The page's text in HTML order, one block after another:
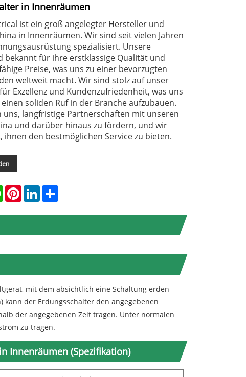
in Innenräumen
ist ein groß angelegter Hersteller und
in Innenräumen. Wir sind seit vielen Jahren
spezialisiert. Unsere
bekannt für ihre erstklassige Qualität und
Preise, was uns zu einer bevorzugten
weltweit macht. Wir sind stolz auf unser
Exzellenz und Kundenzufriedenheit, was uns
soliden Ruf in der Branche aufzubauen.
uns, langfristige Partnerschaften mit unseren
und darüber hinaus zu fördern, und wir
ihnen den bestmöglichen Service zu bieten.
WhatsAppPinterestLinkedInShare
mit dem absichtlich eine Schaltung erden
der Erdungsschalter den angegebenen
der angegebenen Zeit tragen. Unter normalen
zu tragen.
Innenräumen (Spezifikation)